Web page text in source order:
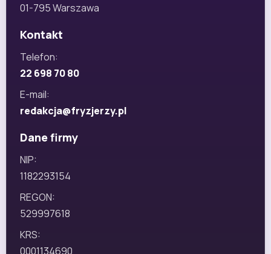
01-795 Warszawa
Kontakt
Telefon:
22 698 70 80
E-mail:
redakcja@fryzjerzy.pl
Dane firmy
NIP:
1182293154
REGON:
529997618
KRS:
0001134690